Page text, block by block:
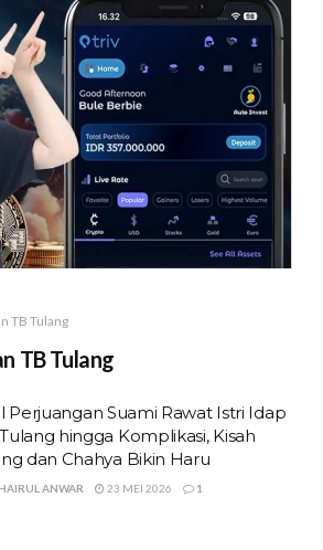
TB Tulang
TB Tulang
Perjuangan Suami Rawat Istri Idap
hingga Komplikasi, Kisah
dan Chahya Bikin Haru
ANWAR 23 MEI 2026 1